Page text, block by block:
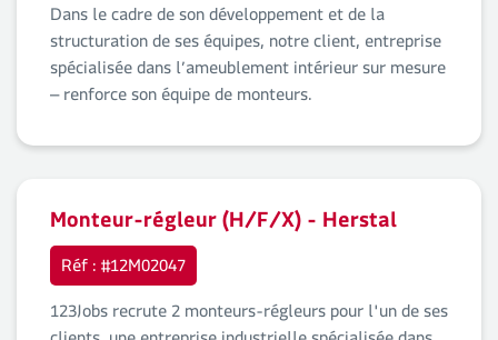
Dans le cadre de son développement et de la
structuration de ses équipes, notre client, entreprise
spécialisée dans l’ameublement intérieur sur mesure
– renforce son équipe de monteurs.
Monteur-régleur (H/F/X) - Herstal
Réf : #12M02047
123Jobs recrute 2 monteurs-régleurs pour l'un de ses